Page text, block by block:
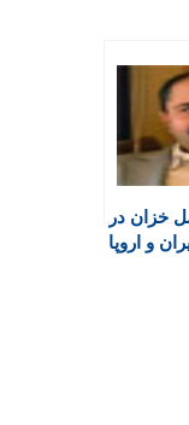
خزان در
و اروپا